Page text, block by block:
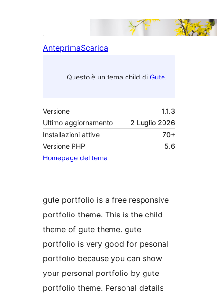
AnteprimaScarica
Questo è un tema child di Gute.
Versione
1.1.3
Ultimo aggiornamento
2 Luglio 2026
Installazioni attive
70+
Versione PHP
5.6
Homepage del tema
gute portfolio is a free responsive
portfolio theme. This is the child
theme of gute theme. gute
portfolio is very good for pesonal
portfolio because you can show
your personal portfolio by gute
portfolio theme. Personal details